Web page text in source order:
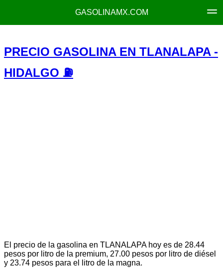
GASOLINAMX.COM
PRECIO GASOLINA EN TLANALAPA -
HIDALGO ⛽
El precio de la gasolina en TLANALAPA hoy es de 28.44
pesos por litro de la premium, 27.00 pesos por litro de diésel
y 23.74 pesos para el litro de la magna.